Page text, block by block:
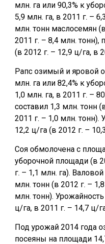
млн. га или 90,3% к
5,9 млн. га, в 2011 г. –
млн. тонн маслосемян
2011 г. – 8,4 млн. тонн),
(в 2012 г. – 12,9 ц/га, в
Рапс озимый и яровой
млн. га или 82,4% к
1,0 млн. га, в 2011 г. –
составил 1,3 млн. тонн
2011 г. – 1,0 млн. тонн).
12,2 ц/га (в 2012 г. –
Соя обмолочена с
уборочной площади (в
г. – 1,1 млн. га).
млн. тонн (в 2012 г. –
млн. тонн).
ц/га, в 2011 г. – 14,7 ц/
Под урожай 2014 года
посеяны на площади